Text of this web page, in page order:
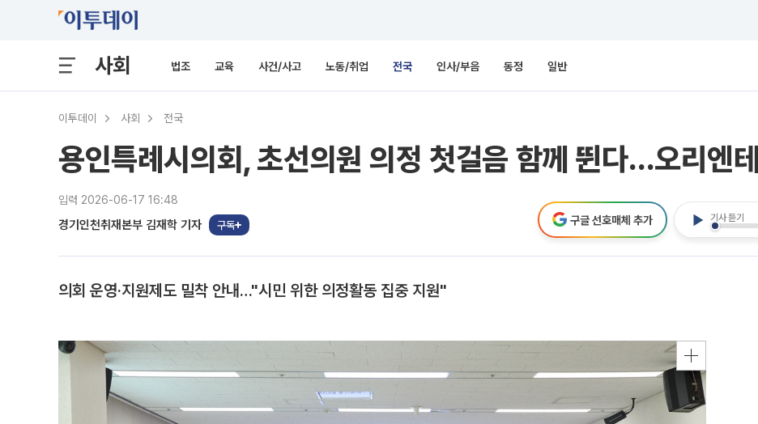
사회 법조 교육 사건/사고 노동/취업 전국 인사/부음 동정 일반
이투데이 사회 전국
용인특례시의회, 초선의원 의정 첫걸음 함께 뛴다…오리엔
입력 2026-06-17 16:48
경기인천취재본부 김재학 기자 구독
기사 듣기
구글 선호매체 추가
의회 운영·지원제도 밀착 안내…"시민 위한 의정활동 집중 지원"